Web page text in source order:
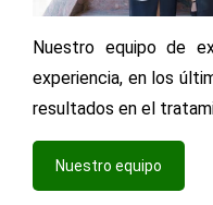
Nuestro equipo de
experiencia, en los
resultados en el
Nuestro equipo